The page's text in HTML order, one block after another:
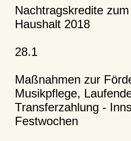
Nachtragskredite
Haushalt 2018
28.1
Maßnahmen zur
Musikpflege,
Transferzahlung -
Festwochen